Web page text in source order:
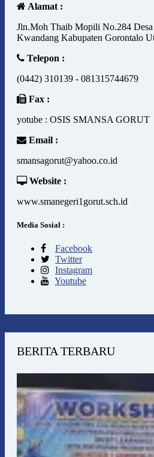
Alamat :
Jln.Moh Thaib Mopili No.284
Kwandang Kabupaten Gorontalo
Telepon :
(0442) 310139 - 081315744679
Fax :
yotube : OSIS SMANSA GORUT
Email :
smansagorut@yahoo.co.id
Website :
www.smanegeri1gorut.sch.id
Media Sosial :
Facebook
Twitter
Instagram
Youtube
BERITA TERBARU